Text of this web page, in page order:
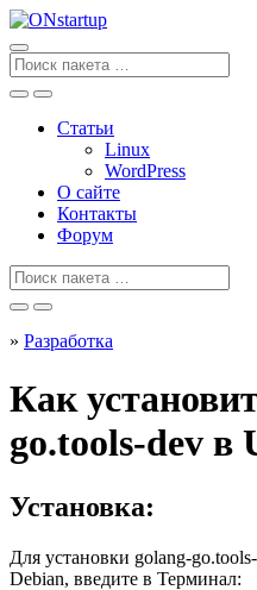
Перейти
к
содержанию
Поиск
для
Статьи
Linux
WordPress
О сайте
Контакты
Форум
Поиск
» Разработка
Как
go.tools-dev в
Установка:
Для установки golang-
Debian, введите в Терминал: